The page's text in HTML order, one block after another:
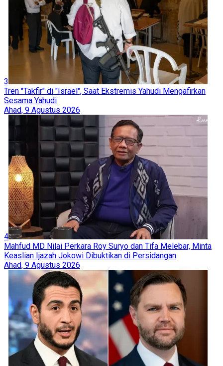
3
Tren "Takfir" di "Israel", Saat Ekstremis Yahudi Mengafirkan
Sesama Yahudi
Ahad, 9 Agustus 2026
4
Mahfud MD Nilai Perkara Roy Suryo dan Tifa Melebar, Minta
Keaslian Ijazah Jokowi Dibuktikan di Persidangan
Ahad, 9 Agustus 2026